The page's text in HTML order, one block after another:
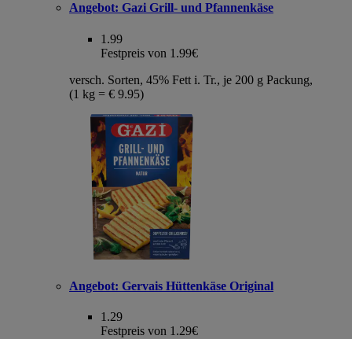
Angebot: Gazi Grill- und Pfannenkäse
1.99
Festpreis von 1.99€
versch. Sorten, 45% Fett i. Tr., je 200 g Packung,
(1 kg = € 9.95)
Angebot: Gervais Hüttenkäse Original
1.29
Festpreis von 1.29€